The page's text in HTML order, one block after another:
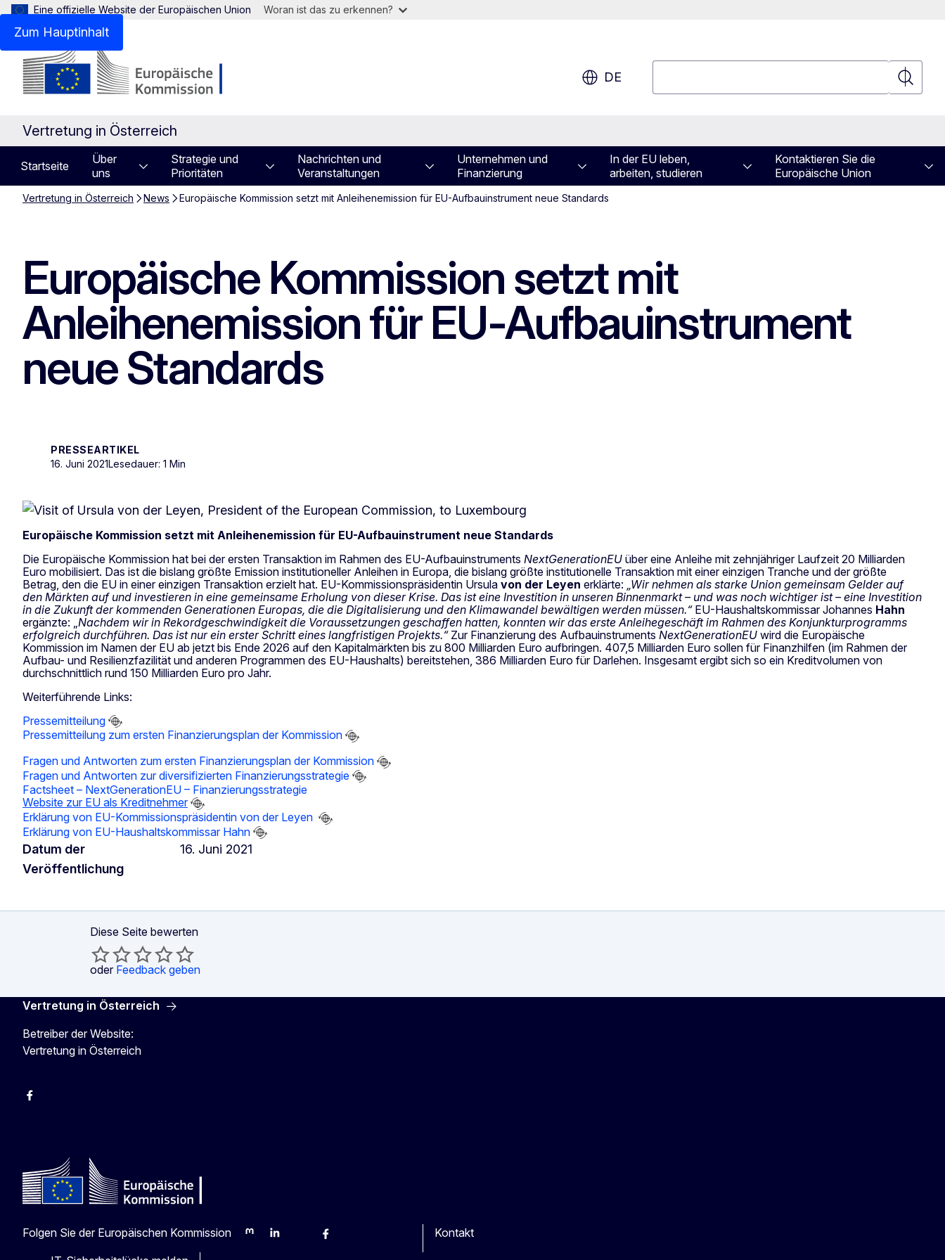
Zum Hauptinhalt
Eine offizielle Website der Europäischen Union Woran ist das zu erkennen?
DE
Suchen
Vertretung in Österreich
Startseite
Über
uns
Strategie und
Prioritäten
Nachrichten und
Veranstaltungen
Unternehmen und
Finanzierung
In der EU leben,
arbeiten, studieren
Kontaktieren Sie die
Europäische Union
Vertretung in Österreich News Europäische Kommission setzt mit Anleihenemission für EU-Aufbauinstrument neue Standards
Europäische Kommission setzt mit
Anleihenemission für EU-Aufbauinstrument
neue Standards
PRESSEARTIKEL
16. Juni 2021Lesedauer: 1 Min
Europäische Kommission setzt mit Anleihenemission für EU-Aufbauinstrument neue Standards
Die Europäische Kommission hat bei der ersten Transaktion im Rahmen des EU-Aufbauinstruments NextGenerationEU über eine Anleihe mit zehnjähriger Laufzeit 20 Milliarden
Euro mobilisiert. Das ist die bislang größte Emission institutioneller Anleihen in Europa, die bislang größte institutionelle Transaktion mit einer einzigen Tranche und der größte
Betrag, den die EU in einer einzigen Transaktion erzielt hat. EU-Kommissionspräsidentin Ursula von der Leyen erklärte: „Wir nehmen als starke Union gemeinsam Gelder auf
den Märkten auf und investieren in eine gemeinsame Erholung von dieser Krise. Das ist eine Investition in unseren Binnenmarkt – und was noch wichtiger ist – eine Investition
in die Zukunft der kommenden Generationen Europas, die die Digitalisierung und den Klimawandel bewältigen werden müssen.“EU-Haushaltskommissar Johannes Hahn
ergänzte: „ Nachdem wir in Rekordgeschwindigkeit die Voraussetzungen geschaffen hatten, konnten wir das erste Anleihegeschäft im Rahmen des Konjunkturprogramms
erfolgreich durchführen. Das ist nur ein erster Schritt eines langfristigen Projekts.“Zur Finanzierung des Aufbauinstruments NextGenerationEU wird die Europäische
Kommission im Namen der EU ab jetzt bis Ende 2026 auf den Kapitalmärkten bis zu 800 Milliarden Euro aufbringen. 407,5 Milliarden Euro sollen für Finanzhilfen (im Rahmen der
Aufbau- und Resilienzfazilität und anderen Programmen des EU-Haushalts) bereitstehen, 386 Milliarden Euro für Darlehen. Insgesamt ergibt sich so ein Kreditvolumen von
durchschnittlich rund 150 Milliarden Euro pro Jahr.
Weiterführende Links:
Pressemitteilung
Pressemitteilung zum ersten Finanzierungsplan der Kommission
Fragen und Antworten zum ersten Finanzierungsplan der Kommission
Fragen und Antworten zur diversifizierten Finanzierungsstrategie
Factsheet – NextGenerationEU – Finanzierungsstrategie
Website zur EU als Kreditnehmer
Erklärung von EU-Kommissionspräsidentin von der Leyen
Erklärung von EU-Haushaltskommissar Hahn
Datum der
Veröffentlichung
16. Juni 2021
Diese Seite bewerten
oder Feedback geben
Vertretung in Österreich
Betreiber der Website:
Vertretung in Österreich
Facebook
Folgen Sie der Europäischen Kommission
MastodonLinkedInBlueskyFacebook
Kontakt